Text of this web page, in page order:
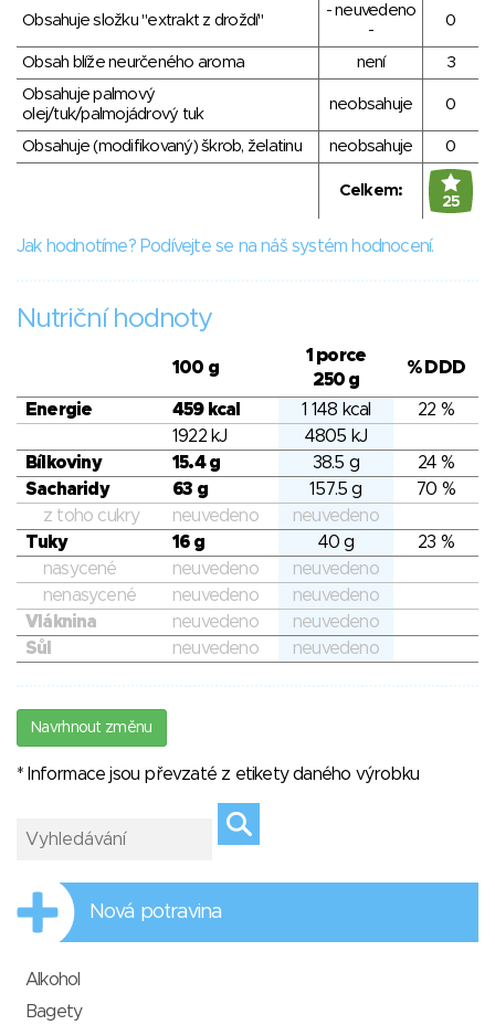
Obsahuje složku "extrakt z droždí"
- neuvedeno
-
0
Obsah blíže neurčeného aroma není
3
Obsahuje palmový
olej/tuk/palmojádrový tuk
neobsahuje 0
Obsahuje (modifikovaný) škrob, želatinu neobsahuje 0
Celkem:
25
Jak hodnotíme? Podívejte se na náš systém hodnocení.
Nutriční hodnoty
100 g
1 porce
250 g
% DDD
Energie 459 kcal 1 148 kcal
22 %
1922 kJ
4805 kJ
Bílkoviny
15.4 g 38.5 g
24 %
Sacharidy
63 g 157.5 g
70 %
z toho cukry
neuvedeno
neuvedeno
Tuky
16 g 40 g
23 %
nasycené
neuvedeno
neuvedeno
nenasycené
neuvedeno
neuvedeno
Vláknina
neuvedeno
neuvedeno
Sůl
neuvedeno neuvedeno
Navrhnout změnu
* Informace jsou převzaté z etikety daného výrobku
Nová potravina
Alkohol
Bagety